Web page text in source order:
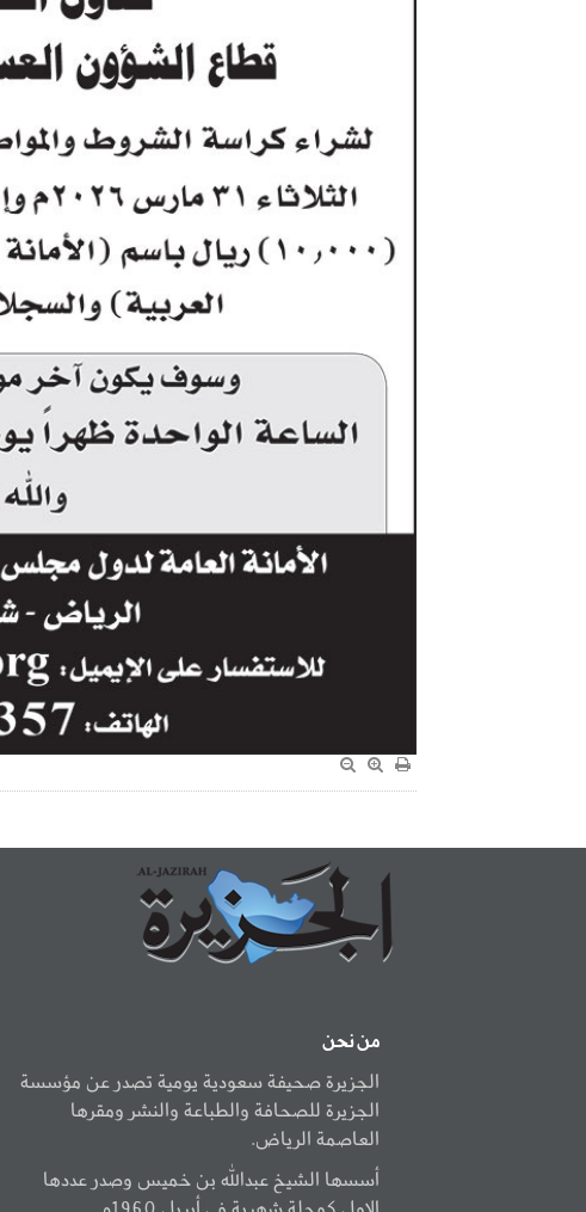
من نحن
الجزيرة صحيفة سعودية يومية تصدر عن مؤسسة
الجزيرة للصحافة والطباعة والنشر ومقرها
العاصمة الرياض.
أسسها الشيخ عبدالله بن خميس وصدر عددها